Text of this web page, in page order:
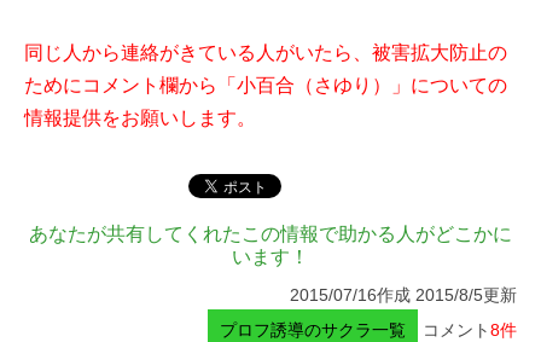
同じ人から連絡がきている人がいたら、被害拡大防止の
ためにコメント欄から「小百合（さゆり）」についての
情報提供をお願いします。
あなたが共有してくれたこの情報で助かる人がどこかに
います！
2015/07/16作成 2015/8/5更新
プロフ誘導のサクラ一覧
コメント8件